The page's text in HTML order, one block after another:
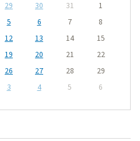
29 30 31
1
5 6 7
8
12 13 14
15
19 20 21
22
26 27 28
29
3 4 5 6